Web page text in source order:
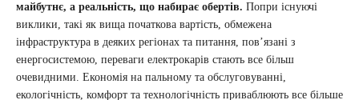
майбутнє, а реальність, що набирає обертів. Попри існуючі
виклики, такі як вища початкова вартість, обмежена
інфраструктура в деяких регіонах та питання, пов’язані з
енергосистемою, переваги електрокарів стають все більш
очевидними. Економія на пальному та обслуговуванні,
екологічність, комфорт та технологічність приваблюють все більше